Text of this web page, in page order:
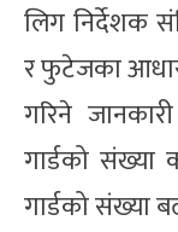
लिग निर्देशक
र फुटेजका
गरिने
गार्डको
गार्डको संख्या